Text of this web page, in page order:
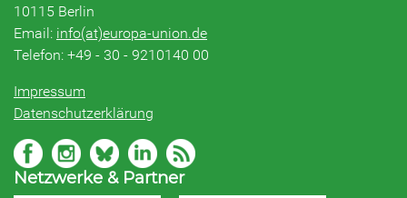
10115 Berlin
Email: info(at)europa-union.de
Telefon: +49 - 30 - 9210140 00
Impressum
Datenschutzerklärung
Netzwerke & Partner